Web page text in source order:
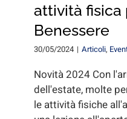
attività fisica
Benessere
30/05/2024 | Articoli,
Novità 2024 Con
dell'estate, molte
le attività fisiche